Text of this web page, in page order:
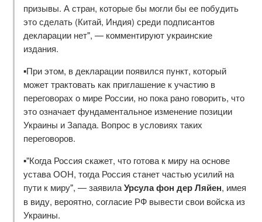
призывы. А стран, которые бы могли бы ее побудить
это сделать (Китай, Индия) среди подписантов
декларации нет", — комментируют украинские
издания.
▪️При этом, в декларации появился пункт, который
может трактовать как приглашение к участию в
переговорах о мире России, но пока рано говорить, что
это означает фундаментальное изменение позиции
Украины и Запада. Вопрос в условиях таких
переговоров.
▪️"Когда Россия скажет, что готова к миру на основе
устава ООН, тогда Россия станет частью усилий на
пути к миру", — заявилаУрсула фон дер Ляйен, имея
в виду, вероятно, согласие РФ вывести свои войска из
Украины.